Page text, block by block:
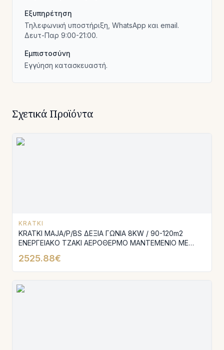
Εξυπηρέτηση
Τηλεφωνική υποστήριξη, WhatsApp και email.
Δευτ-Παρ 9:00-21:00.
Εμπιστοσύνη
Εγγύηση κατασκευαστή.
Σχετικά Προϊόντα
KRATKI
KRATKI MAJA/P/BS ΔΕΞΙΑ ΓΩΝΙΑ 8KW / 90-120m2
ΕΝΕΡΓΕΙΑΚΟ ΤΖΑΚΙ ΑΕΡΟΘΕΡΜΟ ΜΑΝΤΕΜΕΝΙΟ ΜΕ
2525.88€